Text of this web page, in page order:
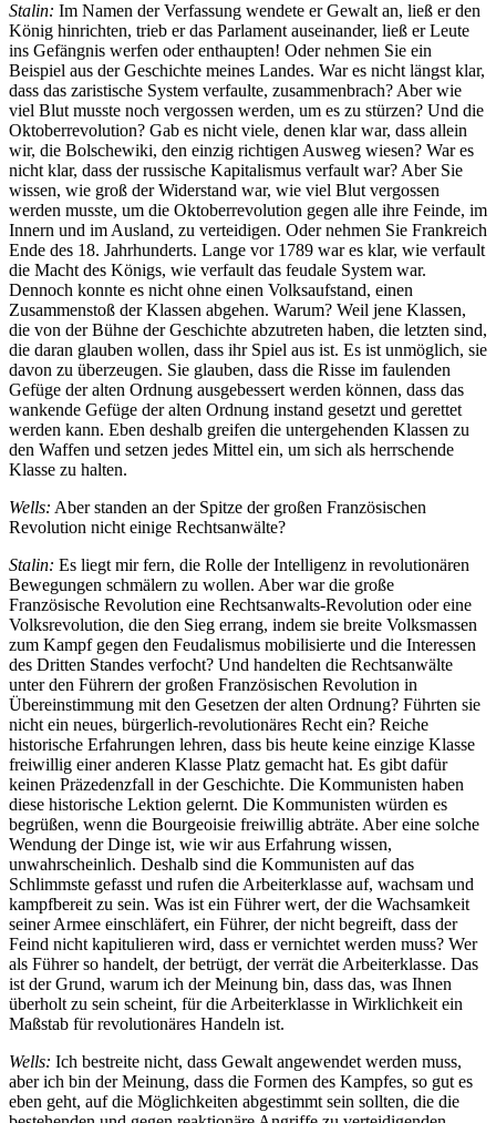
Stalin: Im Namen der Verfassung wendete er Gewalt an, ließ er den
König hinrichten, trieb er das Parlament auseinander, ließ er Leute
ins Gefängnis werfen oder enthaupten! Oder nehmen Sie ein
Beispiel aus der Geschichte meines Landes. War es nicht längst klar,
dass das zaristische System verfaulte, zusammenbrach? Aber wie
viel Blut musste noch vergossen werden, um es zu stürzen? Und die
Oktoberrevolution? Gab es nicht viele, denen klar war, dass allein
wir, die Bolschewiki, den einzig richtigen Ausweg wiesen? War es
nicht klar, dass der russische Kapitalismus verfault war? Aber Sie
wissen, wie groß der Widerstand war, wie viel Blut vergossen
werden musste, um die Oktoberrevolution gegen alle ihre Feinde, im
Innern und im Ausland, zu verteidigen. Oder nehmen Sie Frankreich
Ende des 18. Jahrhunderts. Lange vor 1789 war es klar, wie verfault
die Macht des Königs, wie verfault das feudale System war.
Dennoch konnte es nicht ohne einen Volksaufstand, einen
Zusammenstoß der Klassen abgehen. Warum? Weil jene Klassen,
die von der Bühne der Geschichte abzutreten haben, die letzten sind,
die daran glauben wollen, dass ihr Spiel aus ist. Es ist unmöglich, sie
davon zu überzeugen. Sie glauben, dass die Risse im faulenden
Gefüge der alten Ordnung ausgebessert werden können, dass das
wankende Gefüge der alten Ordnung instand gesetzt und gerettet
werden kann. Eben deshalb greifen die untergehenden Klassen zu
den Waffen und setzen jedes Mittel ein, um sich als herrschende
Klasse zu halten.
Wells: Aber standen an der Spitze der großen Französischen
Revolution nicht einige Rechtsanwälte?
Stalin: Es liegt mir fern, die Rolle der Intelligenz in revolutionären
Bewegungen schmälern zu wollen. Aber war die große
Französische Revolution eine Rechtsanwalts-Revolution oder eine
Volksrevolution, die den Sieg errang, indem sie breite Volksmassen
zum Kampf gegen den Feudalismus mobilisierte und die Interessen
des Dritten Standes verfocht? Und handelten die Rechtsanwälte
unter den Führern der großen Französischen Revolution in
Übereinstimmung mit den Gesetzen der alten Ordnung? Führten sie
nicht ein neues, bürgerlich-revolutionäres Recht ein? Reiche
historische Erfahrungen lehren, dass bis heute keine einzige Klasse
freiwillig einer anderen Klasse Platz gemacht hat. Es gibt dafür
keinen Präzedenzfall in der Geschichte. Die Kommunisten haben
diese historische Lektion gelernt. Die Kommunisten würden es
begrüßen, wenn die Bourgeoisie freiwillig abträte. Aber eine solche
Wendung der Dinge ist, wie wir aus Erfahrung wissen,
unwahrscheinlich. Deshalb sind die Kommunisten auf das
Schlimmste gefasst und rufen die Arbeiterklasse auf, wachsam und
kampfbereit zu sein. Was ist ein Führer wert, der die Wachsamkeit
seiner Armee einschläfert, ein Führer, der nicht begreift, dass der
Feind nicht kapitulieren wird, dass er vernichtet werden muss? Wer
als Führer so handelt, der betrügt, der verrät die Arbeiterklasse. Das
ist der Grund, warum ich der Meinung bin, dass das, was Ihnen
überholt zu sein scheint, für die Arbeiterklasse in Wirklichkeit ein
Maßstab für revolutionäres Handeln ist.
Wells: Ich bestreite nicht, dass Gewalt angewendet werden muss,
aber ich bin der Meinung, dass die Formen des Kampfes, so gut es
eben geht, auf die Möglichkeiten abgestimmt sein sollten, die die